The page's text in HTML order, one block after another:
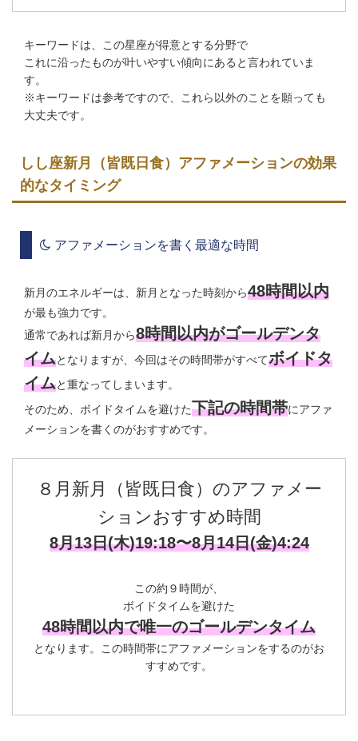
キーワードは、この星座が得意とする分野で
これに沿ったものが叶いやすい傾向にあると言われていま
す。
※キーワードは参考ですので、これら以外のことを願っても
大丈夫です。
しし座新月（皆既日食）アファメーションの効果
的なタイミング
アファメーションを書く最適な時間
新月のエネルギーは、新月となった時刻から48時間以内
が最も強力です。
通常であれば新月から8時間以内がゴールデンタ
イムとなりますが、今回はその時間帯がすべてボイドタ
イムと重なってしまいます。
そのため、ボイドタイムを避けた下記の時間帯にアファ
メーションを書くのがおすすめです。
８月新月（皆既日食）のアファメー
ションおすすめ時間
8月13日(木)19:18〜8月14日(金)4:24
この約９時間が、
ボイドタイムを避けた
48時間以内で唯一のゴールデンタイム
となります。この時間帯にアファメーションをするのがお
すすめです。